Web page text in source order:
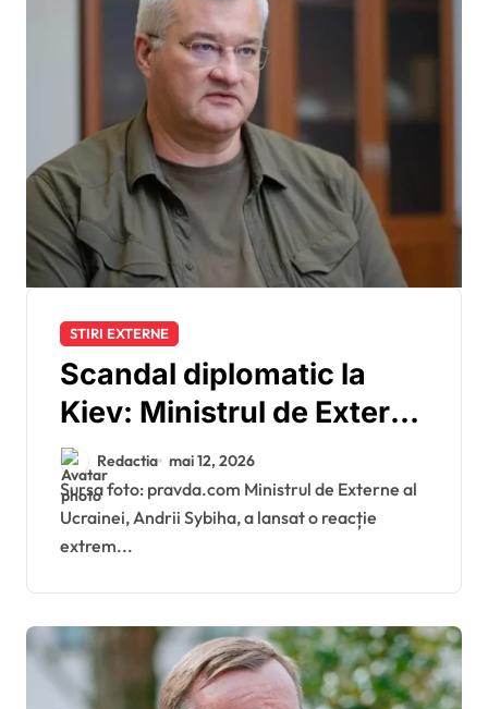
STIRI EXTERNE
Scandal diplomatic la
Kiev: Ministrul de Externe
Andrii Sybiha denunță
„minciunile” Iuliei Mendel
privind cedarea
Donbasului
Redactia mai 12, 2026
Sursa foto: pravda.com Ministrul de Externe al
Ucrainei, Andrii Sybiha, a lansat o reacție
extrem...